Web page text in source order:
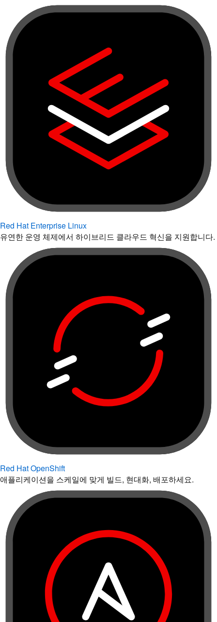
Red Hat Enterprise Linux
유연한 운영 체제에서 하이브리드 클라우드 혁신을 지원합니다.
Red Hat OpenShift
애플리케이션을 스케일에 맞게 빌드, 현대화, 배포하세요.